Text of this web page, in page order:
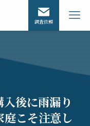
調査依頼
後に雨漏り
庭こそ注意し